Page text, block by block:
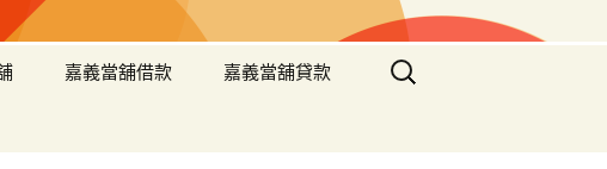
嘉義當舖借款 嘉義當舖貸款
搜
尋